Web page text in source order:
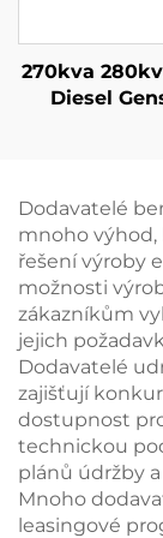
270kva
Diesel
Dodavatelé
mnoho
řešení výroby
možnosti
zákazníkům
jejich
Dodavatelé
zajišťují
dostupnost
technickou
plánů údržby
Mnoho
leasingové